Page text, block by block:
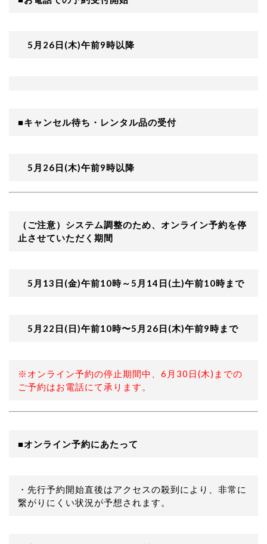
5月26日(木)午前9時以降
■キャンセル待ち・レンタル品の受付
5月26日(木)午前9時以降
（ご注意）システム調整のため、オンライン予約を停
止させていただく期間
5月13日(金)午前10時～5月14日(土)午前10時まで
5月22日(日)午前10時〜5月26日(木)午前9時まで
※オンライン予約の停止期間中、6月30日(木)までの
ご予約はお電話にて承ります。
■オンライン予約にあたって
・先行予約開始直後はアクセスの殺到により、非常に
繋がりにくい状況が予想されます。